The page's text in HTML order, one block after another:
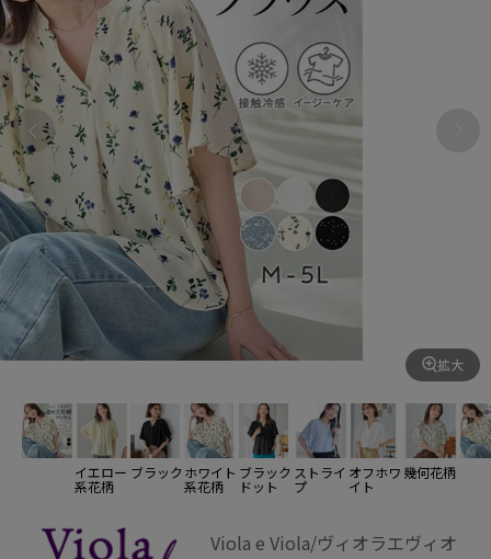
拡大
イエロー
系花柄
ブラックホワイト
系花柄
ブラック
ドット
ストライ
プ
オフホワ
イト
幾何花柄
Viola e Viola/ヴィオラエヴィオ